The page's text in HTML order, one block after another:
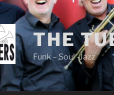
THE
Funk – Soul -Jazz